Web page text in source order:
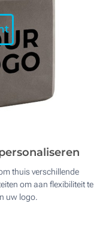
thuis verschillende
om aan flexibiliteit te
uw logo.